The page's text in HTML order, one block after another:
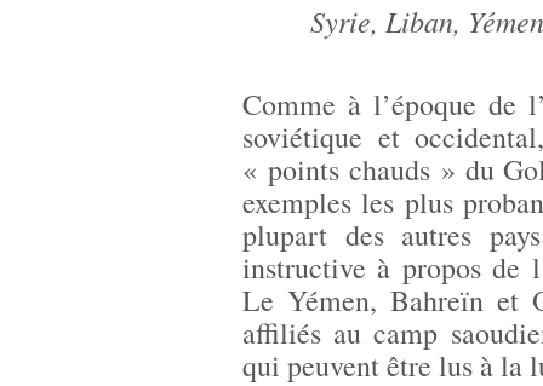
Syrie, Liban,
Comme à l’époque de
soviétique et
« points chauds » du
exemples les plus
plupart des autres
instructive à propos de
Le Yémen, Bahreïn et
affiliés au camp
qui peuvent être lus à la